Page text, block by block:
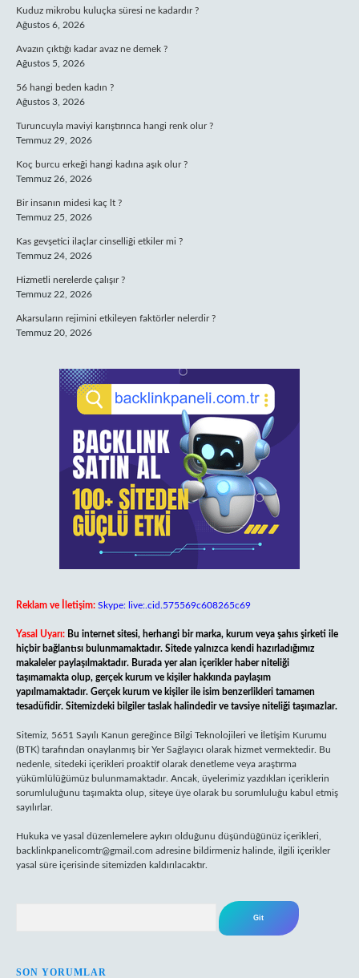
Kuduz mikrobu kuluçka süresi ne kadardır ?
Ağustos 6, 2026
Avazın çıktığı kadar avaz ne demek ?
Ağustos 5, 2026
56 hangi beden kadın ?
Ağustos 3, 2026
Turuncuyla maviyi karıştırınca hangi renk olur ?
Temmuz 29, 2026
Koç burcu erkeği hangi kadına aşık olur ?
Temmuz 26, 2026
Bir insanın midesi kaç lt ?
Temmuz 25, 2026
Kas gevşetici ilaçlar cinselliği etkiler mi ?
Temmuz 24, 2026
Hizmetli nerelerde çalışır ?
Temmuz 22, 2026
Akarsuların rejimini etkileyen faktörler nelerdir ?
Temmuz 20, 2026
Reklam ve İletişim: Skype: live:.cid.575569c608265c69
Yasal Uyarı: Bu internet sitesi, herhangi bir marka, kurum veya şahıs şirketi ile
hiçbir bağlantısı bulunmamaktadır. Sitede yalnızca kendi hazırladığımız
makaleler paylaşılmaktadır. Burada yer alan içerikler haber niteliği
taşımamakta olup, gerçek kurum ve kişiler hakkında paylaşım
yapılmamaktadır. Gerçek kurum ve kişiler ile isim benzerlikleri tamamen
tesadüfidir. Sitemizdeki bilgiler taslak halindedir ve tavsiye niteliği taşımazlar.
Sitemiz, 5651 Sayılı Kanun gereğince Bilgi Teknolojileri ve İletişim Kurumu
(BTK) tarafından onaylanmış bir Yer Sağlayıcı olarak hizmet vermektedir. Bu
nedenle, sitedeki içerikleri proaktif olarak denetleme veya araştırma
yükümlülüğümüz bulunmamaktadır. Ancak, üyelerimiz yazdıkları içeriklerin
sorumluluğunu taşımakta olup, siteye üye olarak bu sorumluluğu kabul etmiş
sayılırlar.
Hukuka ve yasal düzenlemelere aykırı olduğunu düşündüğünüz içerikleri,
backlinkpanelicomtr@gmail.com adresine bildirmeniz halinde, ilgili içerikler
yasal süre içerisinde sitemizden kaldırılacaktır.
SON YORUMLAR